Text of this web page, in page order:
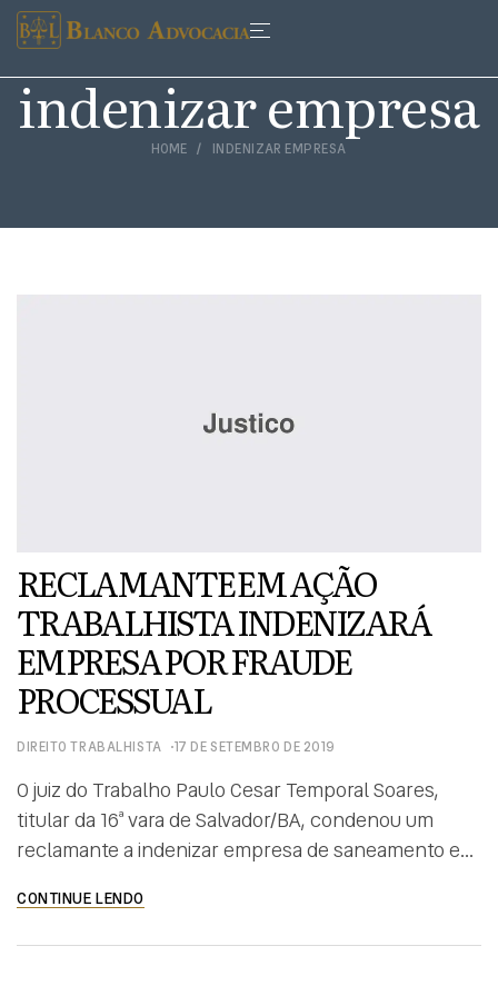
HOME INDENIZAR EMPRESA
indenizar empresa
RECLAMANTE EM AÇÃO
TRABALHISTA INDENIZARÁ
EMPRESA POR FRAUDE
PROCESSUAL
DIREITO TRABALHISTA 17 DE SETEMBRO DE 2019
O juiz do Trabalho Paulo Cesar Temporal Soares,
titular da 16ª vara de Salvador/BA, condenou um
reclamante a indenizar empresa de saneamento em
foi ajuizada contra duas empresas, na qual o autor
sustentou ter trabalhado para a primeira por
CONTINUE LENDO